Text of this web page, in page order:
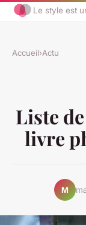
Le style est
Accueil›Actu
Liste
livre
M